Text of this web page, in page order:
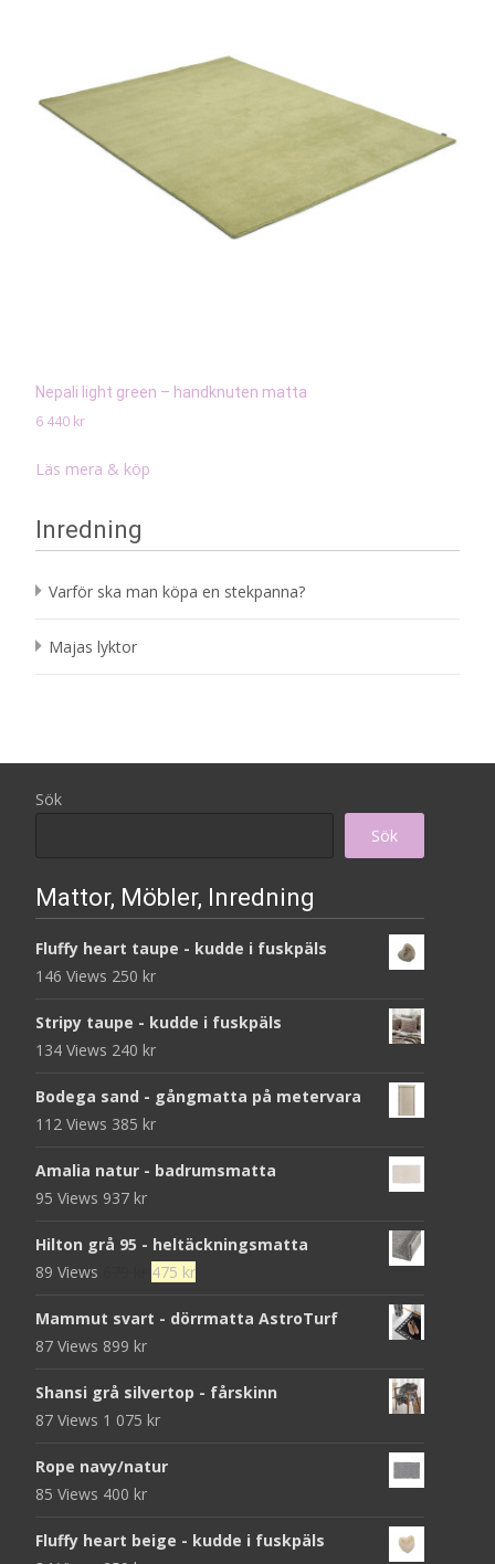
Nepali light green – handknuten matta
6 440 kr
Läs mera & köp
Inredning
Varför ska man köpa en stekpanna?
Majas lyktor
Sök
Sök
Mattor, Möbler, Inredning
Fluffy heart taupe - kudde i fuskpäls
146 Views 250 kr
Stripy taupe - kudde i fuskpäls
134 Views 240 kr
Bodega sand - gångmatta på metervara
112 Views 385 kr
Amalia natur - badrumsmatta
95 Views 937 kr
Hilton grå 95 - heltäckningsmatta
89 Views
Det
priset
475 krDet
priset
475 kr.
Mammut svart - dörrmatta AstroTurf
87 Views 899 kr
Shansi grå silvertop - fårskinn
87 Views 1 075 kr
Rope navy/natur
85 Views 400 kr
Fluffy heart beige - kudde i fuskpäls